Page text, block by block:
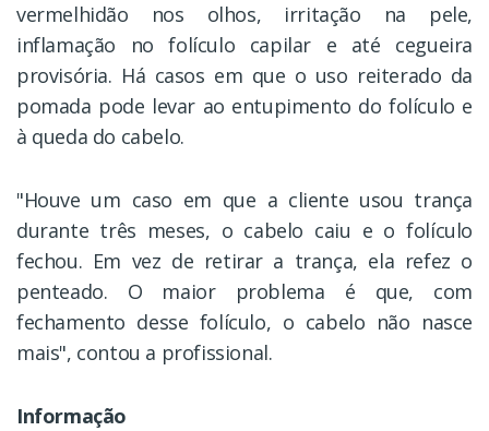
vermelhidão nos olhos, irritação na pele,
inflamação no folículo capilar e até cegueira
provisória. Há casos em que o uso reiterado da
pomada pode levar ao entupimento do folículo e
à queda do cabelo.
"Houve um caso em que a cliente usou trança
durante três meses, o cabelo caiu e o folículo
fechou. Em vez de retirar a trança, ela refez o
penteado. O maior problema é que, com
fechamento desse folículo, o cabelo não nasce
mais", contou a profissional.
Informação